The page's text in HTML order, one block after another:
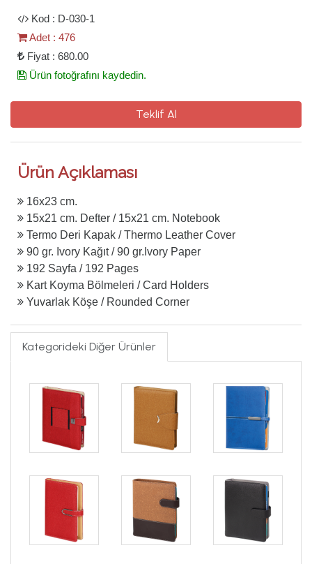
Kod : D-030-1
Adet : 476
Fiyat : 680.00
Ürün fotoğrafını kaydedin.
Teklif Al
Ürün Açıklaması
16x23 cm.
15x21 cm. Defter / 15x21 cm. Notebook
Termo Deri Kapak / Thermo Leather Cover
90 gr. Ivory Kağıt / 90 gr.Ivory Paper
192 Sayfa / 192 Pages
Kart Koyma Bölmeleri / Card Holders
Yuvarlak Köşe / Rounded Corner
Kategorideki Diğer Ürünler